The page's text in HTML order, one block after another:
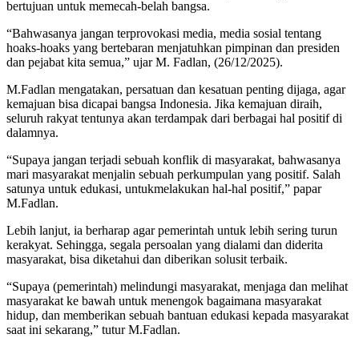
bertujuan untuk memecah-belah bangsa.
“Bahwasanya jangan terprovokasi media, media sosial tentang
hoaks-hoaks yang bertebaran menjatuhkan pimpinan dan presiden
dan pejabat kita semua,” ujar M. Fadlan, (26/12/2025).
M.Fadlan mengatakan, persatuan dan kesatuan penting dijaga, agar
kemajuan bisa dicapai bangsa Indonesia. Jika kemajuan diraih,
seluruh rakyat tentunya akan terdampak dari berbagai hal positif di
dalamnya.
“Supaya jangan terjadi sebuah konflik di masyarakat, bahwasanya
mari masyarakat menjalin sebuah perkumpulan yang positif. Salah
satunya untuk edukasi, untukmelakukan hal-hal positif,” papar
M.Fadlan.
Lebih lanjut, ia berharap agar pemerintah untuk lebih sering turun
kerakyat. Sehingga, segala persoalan yang dialami dan diderita
masyarakat, bisa diketahui dan diberikan solusit terbaik.
“Supaya (pemerintah) melindungi masyarakat, menjaga dan melihat
masyarakat ke bawah untuk menengok bagaimana masyarakat
hidup, dan memberikan sebuah bantuan edukasi kepada masyarakat
saat ini sekarang,” tutur M.Fadlan.